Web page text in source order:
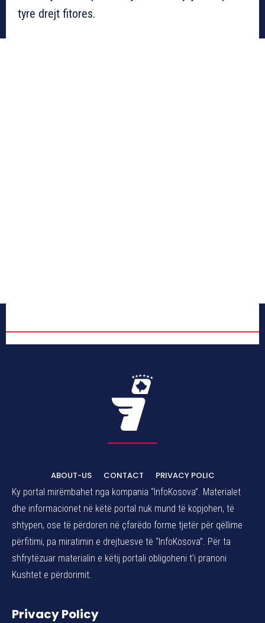
tyre drejt fitores.
ABOUT-US CONTACT
PRIVACY POLIC
Ky portal mirëmbahet nga kompania “InfoKosova”. Materialet
dhe informacionet në këtë portal nuk mund të kopjohen, të
shtypen, ose të përdoren në çfarëdo forme tjetër për qëllime
përfitimi, pa miratimin e drejtuesve të “InfoKosova”. Për ta
shfrytëzuar materialin e këtij portali obligoheni t’i pranoni
Kushtet e përdorimit.
Privacy Policy